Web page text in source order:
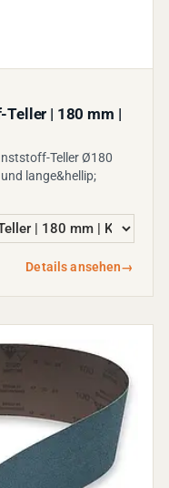
| 180 mm |
Teller Ø180
lange&hellip;
Details ansehen→